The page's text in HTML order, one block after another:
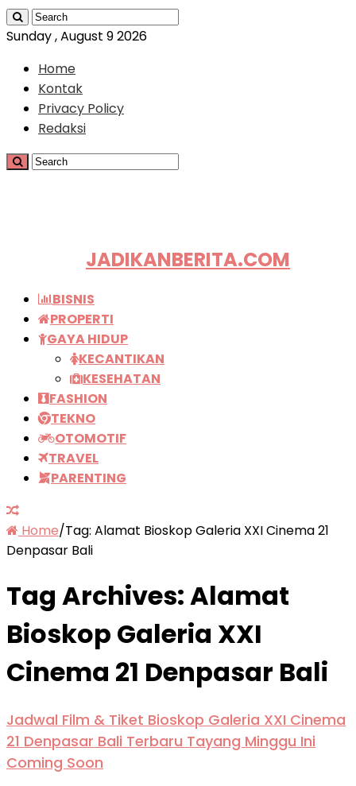
Sunday , August 9 2026
Home
Kontak
Privacy Policy
Redaksi
JADIKANBERITA.COM
BISNIS
PROPERTI
GAYA HIDUP
KECANTIKAN
KESEHATAN
FASHION
TEKNO
OTOMOTIF
TRAVEL
PARENTING
Home/Tag: Alamat Bioskop Galeria XXI Cinema 21
Denpasar Bali
Tag Archives:Alamat
Bioskop Galeria XXI
Cinema 21 Denpasar Bali
Jadwal Film & Tiket Bioskop Galeria XXI Cinema
21 Denpasar Bali Terbaru Tayang Minggu Ini
Coming Soon